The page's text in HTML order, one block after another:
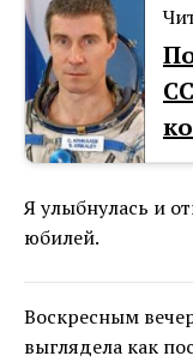
Я улыбнулась и
юбилей.
Воскресным
выглядела как